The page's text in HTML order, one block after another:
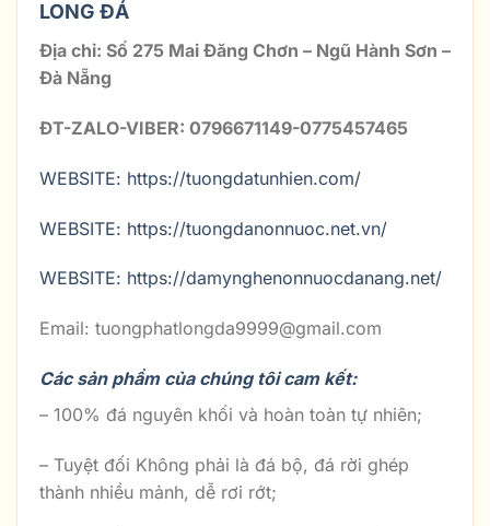
LONG ĐÁ
Địa chỉ: Số 275 Mai Đăng Chơn – Ngũ Hành Sơn –
Đà Nẵng
ĐT-ZALO-VIBER: 0796671149-0775457465
WEBSITE: https://tuongdatunhien.com/
WEBSITE: https://tuongdanonnuoc.net.vn/
WEBSITE: https://damynghenonnuocdanang.net/
Email: tuongphatlongda9999@gmail.com
Các sản phẩm của chúng tôi cam kết:
– 100% đá nguyên khối và hoàn toàn tự nhiên;
– Tuyệt đối Không phải là đá bộ, đá rời ghép
thành nhiều mảnh, dễ rơi rớt;